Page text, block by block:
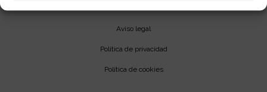
Aviso legal
Política de privacidad
Política de cookies